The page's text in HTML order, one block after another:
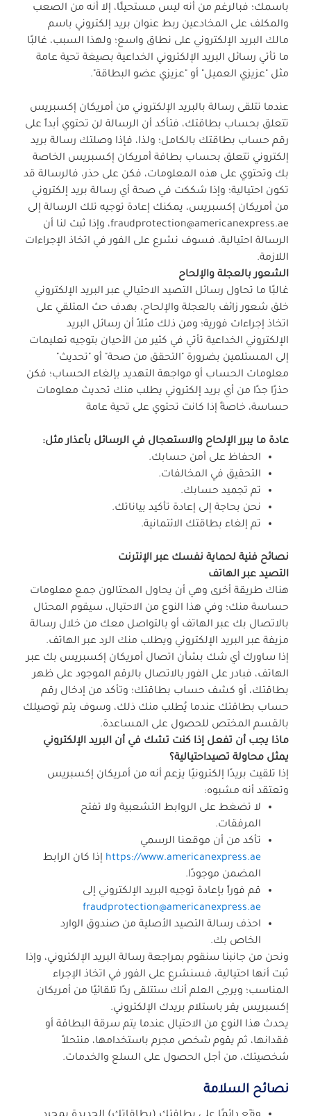
باسمك؛ فبالرغم من أنه ليس مستحيلًا، إلا أنه من الصعب
والمكلف على المخادعين ربط عنوان بريد إلكتروني باسم
مالك البريد الإلكتروني على نطاق واسع؛ ولهذا السبب، غالبًا
ما تأتي رسائل البريد الإلكتروني الخداعية بصيغة تحية عامة
مثل "عزيزي العميل" أو "عزيزي عضو البطاقة".
عندما تتلقى رسالة بالبريد الإلكتروني من أمريكان إكسبريس
تتعلق بحساب بطاقتك، فتأكد أن الرسالة لن تحتوي أبداً على
رقم حساب بطاقتك بالكامل؛ ولذا، فإذا وصلتك رسالة بريد
إلكتروني تتعلق بحساب بطاقة أمريكان إكسبريس الخاصة
بك وتحتوي على هذه المعلومات، فكن على حذر، فالرسالة قد
تكون احتيالية؛ وإذا شككت في صحة أي رسالة بريد إلكتروني
من أمريكان إكسبريس، يمكنك إعادة توجيه تلك الرسالة إلى
fraudprotection@americanexpress.ae، وإذا ثبت لنا أن
الرسالة احتيالية، فسوف نشرع على الفور في اتخاذ الإجراءات
اللازمة.
الشعور بالعجلة والإلحاح
غالبًا ما تحاول رسائل التصيد الاحتيالي عبر البريد الإلكتروني
خلق شعور زائف بالعجلة والإلحاح، بهدف حث المتلقي على
اتخاذ إجراءات فورية؛ ومن ذلك مثلاً أن رسائل البريد
الإلكتروني الخداعية تأتي في كثير من الأحيان بتوجيه تعليمات
إلى المستلمين بضرورة "التحقق من صحة" أو "تحديث"
معلومات الحساب أو مواجهة التهديد بإلغاء الحساب؛ فكن
حذرًا جدًا من أي بريد إلكتروني يطلب منك تحديث معلومات
حساسة، خاصةً إذا كانت تحتوي على تحية عامة
عادة ما يبرر الإلحاح والاستعجال في الرسائل بأعذار مثل:
الحفاظ على أمن حسابك.
التحقيق في المخالفات.
تم تجميد حسابك.
نحن بحاجة إلى إعادة تأكيد بياناتك.
تم إلغاء بطاقتك الائتمانية.
نصائح فنية لحماية نفسك عبر الإنترنت
التصيد عبر الهاتف
هناك طريقة أخرى وهي أن يحاول المحتالون جمع معلومات
حساسة منك؛ وفي هذا النوع من الاحتيال، سيقوم المحتال
بالاتصال بك عبر الهاتف أو بالتواصل معك من خلال رسالة
مزيفة عبر البريد الإلكتروني ويطلب منك الرد عبر الهاتف.
إذا ساورك أي شك بشأن اتصال أمريكان إكسبريس بك عبر
الهاتف، فبادر على الفور بالاتصال بالرقم الموجود على ظهر
بطاقتك، أو كشف حساب بطاقتك؛ وتأكد من إدخال رقم
حساب بطاقتك عندما يُطلب منك ذلك، وسوف يتم توصيلك
بالقسم المختص للحصول على المساعدة.
ماذا يجب أن تفعل إذا كنت تشك في أن البريد الإلكتروني
يمثل محاولة تصيداحتيالية؟
إذا تلقيت بريدًا إلكترونيًا يزعم أنه من أمريكان إكسبريس
وتعتقد أنه مشبوه:
لا تضغط على الروابط التشعبية ولا تفتح
المرفقات.
تأكد من أن موقعنا الرسمي
https://www.americanexpress.ae إذا كان الرابط
المضمن موجودًا.
قم فوراً بإعادة توجيه البريد الإلكتروني إلى
fraudprotection@americanexpress.ae
احذف رسالة التصيد الأصلية من صندوق الوارد
الخاص بك.
ونحن من جانبنا سنقوم بمراجعة رسالة البريد الإلكتروني، وإذا
ثبت أنها احتيالية، فسنشرع على الفور في اتخاذ الإجراء
المناسب؛ ويرجى العلم أنك ستتلقى ردًا تلقائيًا من أمريكان
إكسبريس يقر باستلام بريدك الإلكتروني.
يحدث هذا النوع من الاحتيال عندما يتم سرقة البطاقة أو
فقدانها، ثم يقوم شخص مجرم باستخدامها، منتحلاً
شخصيتك، من أجل الحصول على السلع والخدمات.
نصائح السلامة
وقّع دائمًا على بطاقتك (بطاقاتك) الجديدة بمجرد